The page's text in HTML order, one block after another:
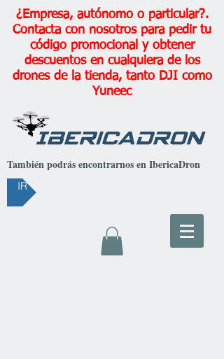
¿Empresa, autónomo o particular?.
Contacta con nosotros para pedir tu
código promocional y obtener
descuentos en cualquiera de los
drones de la tienda, tanto DJI como
Yuneec
También podrás encontrarnos en IbericaDron
IR